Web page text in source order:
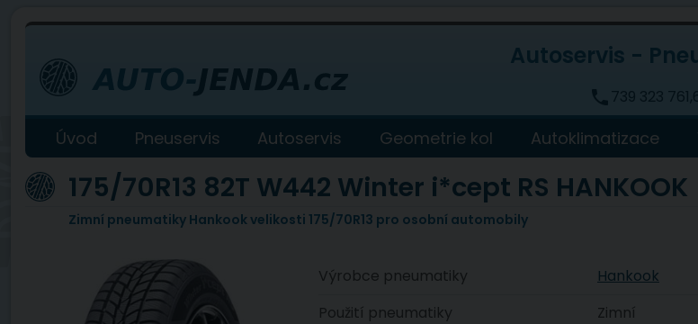
Autoservis -
Úvod Pneuservis Autoservis Geometrie kol Autoklimatizace
175/70R13 82T W442 Winter i*cept RS HANKOOK
Zimní pneumatiky Hankook velikosti 175/70R13 pro osobní automobily
Výrobce pneumatiky
Hankook
Použití pneumatiky
Zimní